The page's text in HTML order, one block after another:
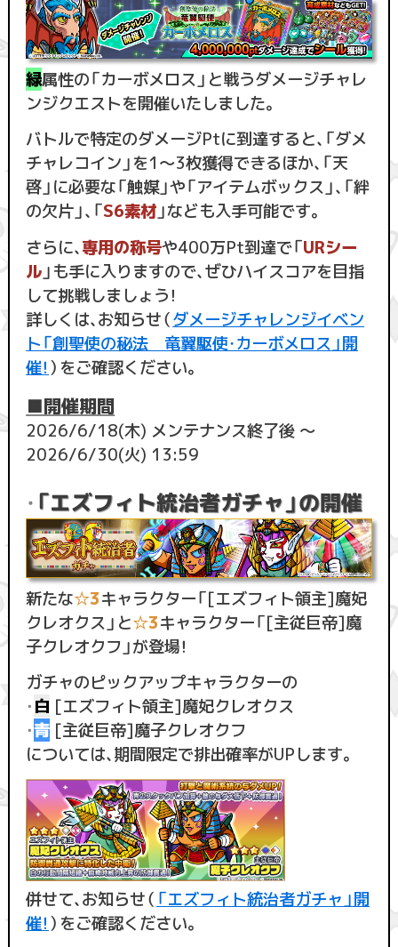
緑属性の「カーボメロス」と戦うダメージチャレ
ンジクエストを開催いたしました。
バトルで特定のダメージPtに到達すると、「ダメ
チャレコイン」を1〜3枚獲得できるほか、「天
啓」に必要な「触媒」や「アイテムボックス」、「絆
の欠片」、「S6素材」なども入手可能です。
さらに、専用の称号や400万Pt到達で「URシー
ル 」も手に入りますので、ぜひハイスコアを目指
して挑戦しましょう！
詳しくは、お知らせ（ダメージチャレンジイベン
ト「創聖使の秘法 竜翼駆使・カーボメロス」開
催！）をご確認ください。
■開催期間
2026/6/18(木) メンテナンス終了後 ～
2026/6/30(火) 13:59
・ 「エズフィト統治者ガチャ」の開催
新たな☆3キャラクター「[エズフィト領主]魔妃
クレオクス」と☆3キャラクター「[主従巨帝]魔
子クレオクフ」が登場！
ガチャのピックアップキャラクターの
・白 [エズフィト領主]魔妃クレオクス
・青 [主従巨帝]魔子クレオクフ
については、期間限定で排出確率がUPします。
併せて、お知らせ（ 「エズフィト統治者ガチャ」開
催！）をご確認ください。